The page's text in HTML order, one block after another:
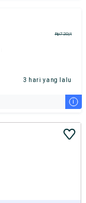
Rp720jt
3 hari yang lalu
i